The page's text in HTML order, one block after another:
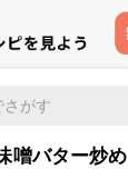
噌バター炒め